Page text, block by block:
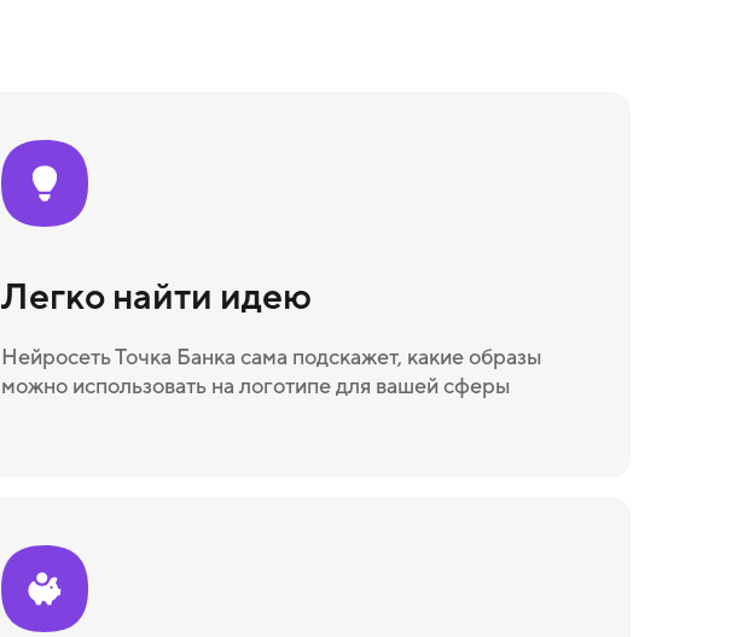
Легко найти идею
Нейросеть Точка Банка сама подскажет, какие образы
можно использовать на логотипе для вашей сферы